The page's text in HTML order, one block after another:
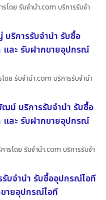
โดย รับจํานํา.com บริการรับจำ
ริการรับจำนำ รับซื้อ
และ รับฝากขายอุปกรณ์
ดย รับจํานํา.com บริการรับจำนำ
น์ บริการรับจำนำ รับซื้อ
และ รับฝากขายอุปกรณ์
รโดย รับจํานํา.com บริการรับจำ
บจำนำ รับซื้ออุปกรณ์ไอที
ายอุปกรณ์ไอที